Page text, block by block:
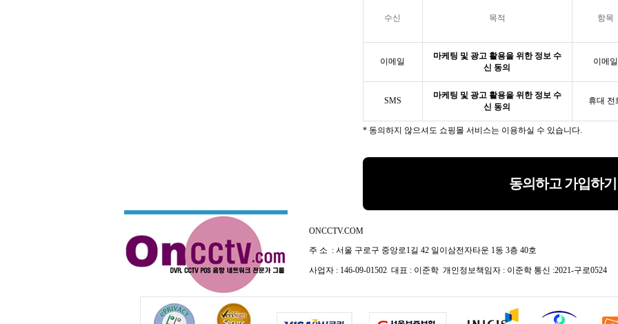
수신 목적 항목
이메일
마케팅 및 광고 활용을 위한 정보 수
신 동의
이메일
SMS
마케팅 및 광고 활용을 위한 정보 수
신 동의
휴대 전
* 동의하지 않으셔도 쇼핑몰 서비스는 이용하실 수 있습니다.
동의하고 가입하기
ONCCTV.COM
주 소 : 서울 구로구 중앙로1길 42 일이삼전자타운 1동 3층 40호
사업자 : 146-09-01502 대표 : 이준학 개인정보책임자 : 이준학 통신 :2021-구로0524